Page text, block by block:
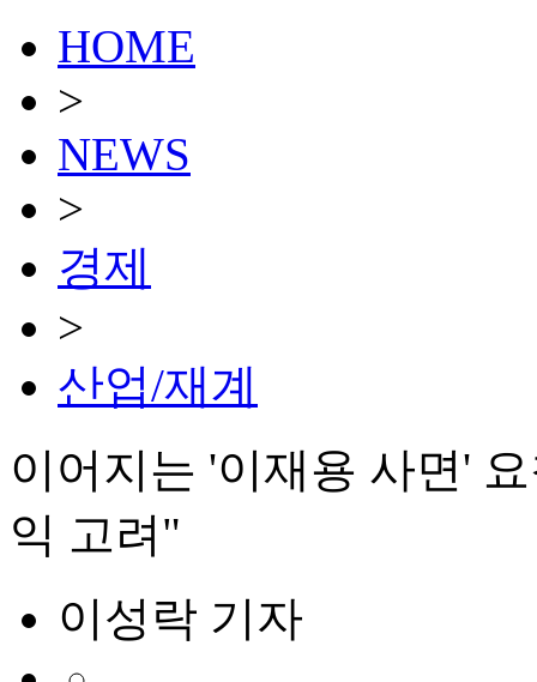
HOME
>
NEWS
>
경제
>
산업/재계
이어지는 '이재용 사면'
익 고려"
이성락 기자